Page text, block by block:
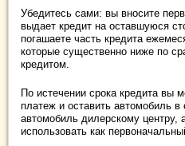
Убедитесь сами: вы вносите
выдает кредит на оставшуюся
погашаете часть кредита
которые существенно ниже по
кредитом.
По истечении срока кредита вы
платеж и оставить автомобиль в
автомобиль дилерскому центру,
использовать как